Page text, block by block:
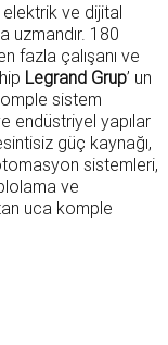
elektrik ve dijital
uzmandır. 180
fazla çalışanı ve
Legrand Grup’ un
sistem
endüstriyel yapılar
güç kaynağı,
sistemleri,
ve
uca komple